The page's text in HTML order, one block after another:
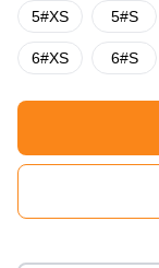
5#XS 5#S
6#XS 6#S